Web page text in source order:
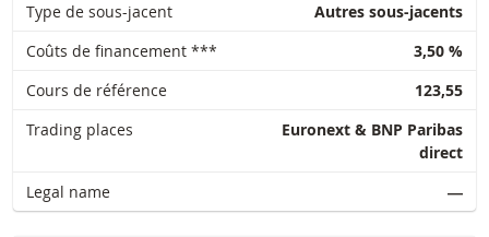
Type de sous-jacent
Autres sous-jacents
Coûts de financement ***
3,50 %
Cours de référence
123,55
Trading places
Euronext & BNP Paribas
direct
Legal name
―